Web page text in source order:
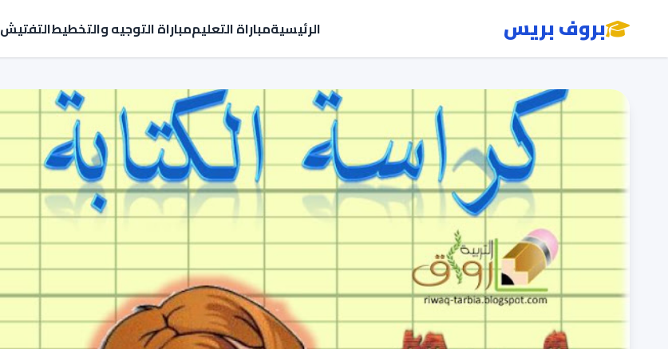
بروف بريس الرئيسيةمباراة التعليممباراة التوجيه والتخطيطالتفتيش